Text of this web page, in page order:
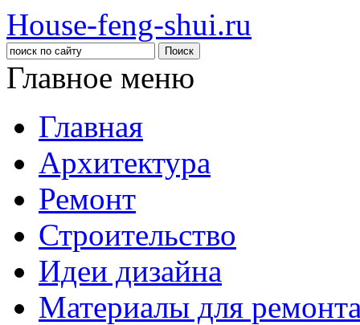
House-feng-shui.ru
Главное меню
Главная
Архитектура
Ремонт
Строительство
Идеи дизайна
Материалы для